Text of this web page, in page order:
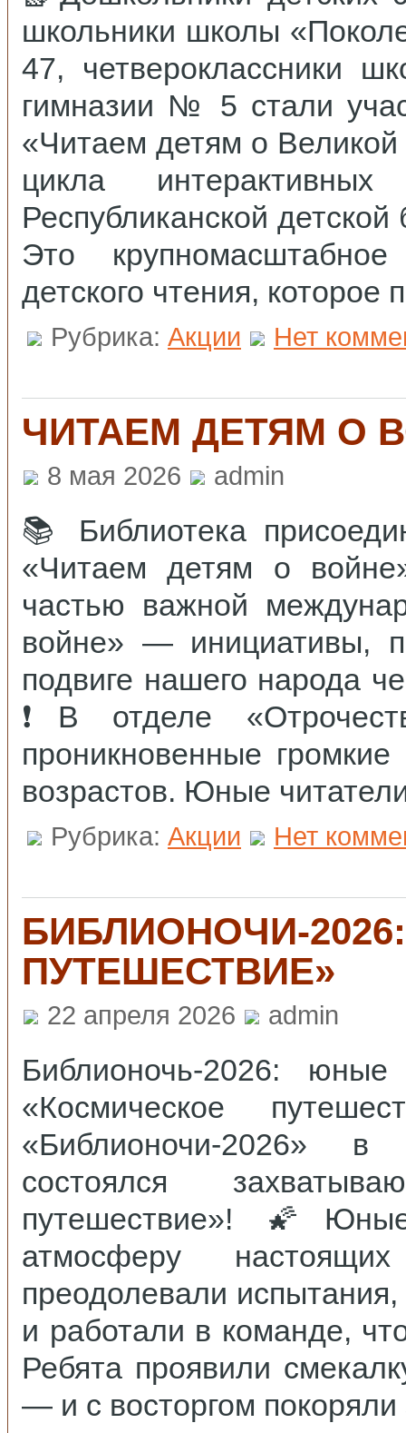
компьютерный
Отдел
обработки
библиографический
школьники школы
47, четвероклассники
гимназии № 5 стали
«Читаем детям о
цикла
Республиканской
Это
детского чтения, которое
Рубрика: Акции Нет
ЧИТАЕМ ДЕТЯМ О
8 мая 2026 admin
📚 Библиотека
«Читаем детям о
частью важной
войне» — инициативы,
подвиге нашего народа
❗️В отделе
проникновенные
возрастов. Юные
Рубрика: Акции Нет
ПУТЕШЕСТВИЕ»
22 апреля 2026 admin
Библионочь‑2026:
«Космическое
«Библионочи‑2026»
состоялся
путешествие»!
атмосферу
преодолевали
и работали в команде,
Ребята проявили
— и с восторгом